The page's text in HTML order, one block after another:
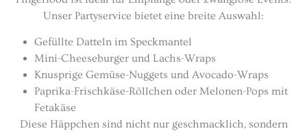
Unser Partyservice bietet eine breite Auswahl:
Gefüllte Datteln im Speckmantel
Mini-Cheeseburger und Lachs-Wraps
Knusprige Gemüse-Nuggets und Avocado-Wraps
Paprika-Frischkäse-Röllchen oder Melonen-Pops mit
Fetakäse
Diese Häppchen sind nicht nur geschmacklich, sondern